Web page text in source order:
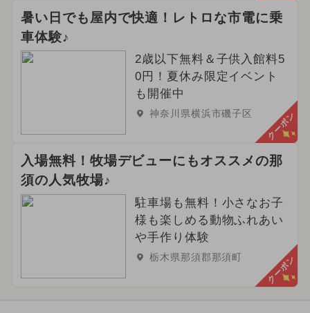
暑い日でも屋内で快適！レトロな市電に乗
車体験♪
2歳以下無料＆子供入館料5
0円！夏休み限定イベント
も開催中
神奈川県横浜市磯子区 クーポン
入場無料！牧場デビューにもオススメの那
須の人気牧場♪
駐車場も無料！小さなお子
様も楽しめる動物ふれあい
や手作り体験
栃木県那須郡那須町 クーポン